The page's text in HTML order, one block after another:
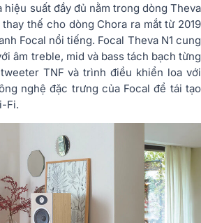
hiệu suất đầy đủ nằm trong dòng Theva
thế cho dòng Chora ra mắt từ 2019
Focal nổi tiếng. Focal Theva N1 cung
âm treble, mid và bass tách bạch từng
TNF và trình điều khiển loa với
nghệ đặc trưng của Focal để tái tạo
Fi.